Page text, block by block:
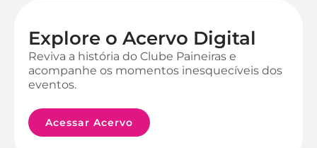
Explore o Acervo Digital
Reviva a história do Clube Paineiras e
acompanhe os momentos inesquecíveis dos
eventos.
Acessar Acervo